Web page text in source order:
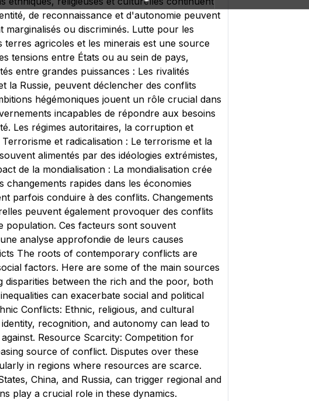
de reconnaissance et d'autonomie peuvent
ou discriminés. Lutte pour les
agricoles et les minerais est une source
tensions entre États ou au sein de pays,
entre grandes puissances : Les rivalités
la Russie, peuvent déclencher des conflits
hégémoniques jouent un rôle crucial dans
incapables de répondre aux besoins
Les régimes autoritaires, la corruption et
et radicalisation : Le terrorisme et la
alimentés par des idéologies extrémistes,
de la mondialisation : La mondialisation crée
rapides dans les économies
parfois conduire à des conflits. Changements
peuvent également provoquer des conflits
population. Ces facteurs sont souvent
analyse approfondie de leurs causes
The roots of contemporary conflicts are
factors. Here are some of the main sources
between the rich and the poor, both
can exacerbate social and political
Conflicts: Ethnic, religious, and cultural
recognition, and autonomy can lead to
Resource Scarcity: Competition for
source of conflict. Disputes over these
in regions where resources are scarce.
China, and Russia, can trigger regional and
play a crucial role in these dynamics.